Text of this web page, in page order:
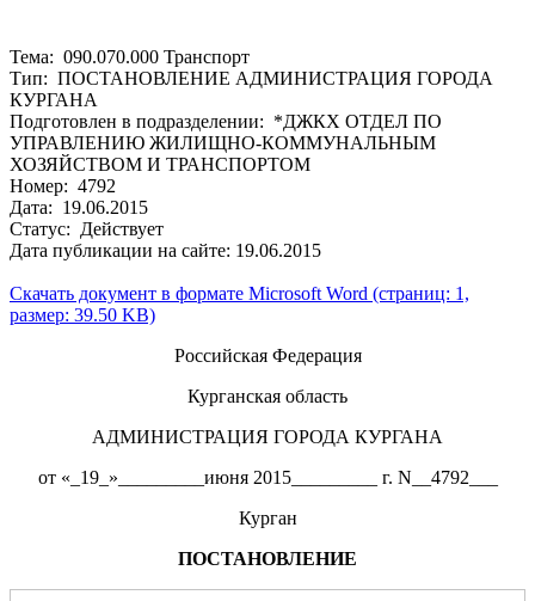
Тема: 090.070.000 Транспорт
Тип: ПОСТАНОВЛЕНИЕ АДМИНИСТРАЦИЯ ГОРОДА
КУРГАНА
Подготовлен в подразделении: *ДЖКХ ОТДЕЛ ПО
УПРАВЛЕНИЮ ЖИЛИЩНО-КОММУНАЛЬНЫМ
ХОЗЯЙСТВОМ И ТРАНСПОРТОМ
Номер: 4792
Дата: 19.06.2015
Статус: Действует
Дата публикации на сайте: 19.06.2015
Скачать документ в формате Microsoft Word (страниц: 1,
размер: 39.50 KB)
Российская Федерация
Курганская область
АДМИНИСТРАЦИЯ ГОРОДА КУРГАНА
от «_19_»_________июня 2015_________ г. N__4792___
Курган
ПОСТАНОВЛЕНИЕ